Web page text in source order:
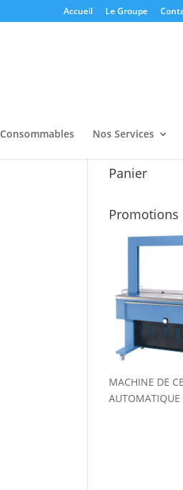
Accueil Le Groupe
Consommables Nos Services
Panier
Promotions
MACHINE DE
AUTOMATIQUE